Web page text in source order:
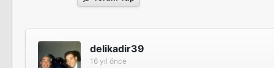
delikadir39
16 yıl önce